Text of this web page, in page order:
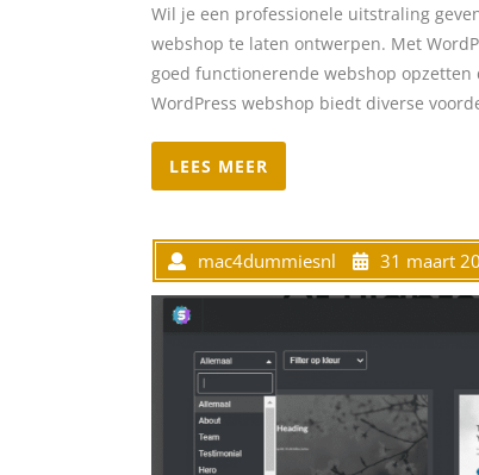
Wil je een professionele uitstraling
webshop te laten ontwerpen. Met
goed functionerende webshop
WordPress webshop biedt diverse
LEES MEER
mac4dummiesnl 31 maart